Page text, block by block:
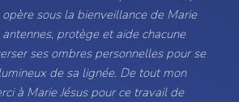
sous la bienveillance de Marie
antennes, protège et aide chacune
ses ombres personnelles pour se
de sa lignée. De tout mon
à Marie Jésus pour ce travail de